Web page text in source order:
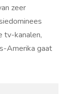
zeer
tv-kanalen,
Amerika gaat